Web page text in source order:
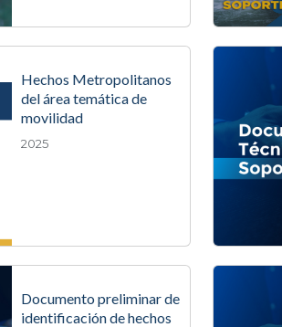
Hechos Metropolitanos
del área temática de
movilidad
2025
Documento preliminar de
identificación de hechos